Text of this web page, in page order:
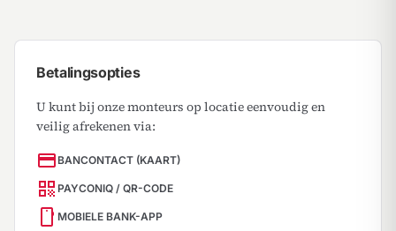
Betalingsopties
U kunt bij onze monteurs op locatie eenvoudig en
veilig afrekenen via:
paymentBANCONTACT (KAART)
qr_code PAYCONIQ / QR-CODE
smartphone MOBIELE BANK-APP